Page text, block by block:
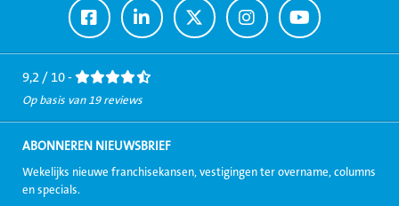
Ga
naar
Facebook
Ga
naar
LinkedIn
Ga
naar
Twitter
Ga
naar
Instagram
Ga
naar
Youtube
9,2 / 10 -
Op basis van 19 reviews
ABONNEREN NIEUWSBRIEF
Wekelijks nieuwe franchisekansen, vestigingen ter overname, columns
en specials.